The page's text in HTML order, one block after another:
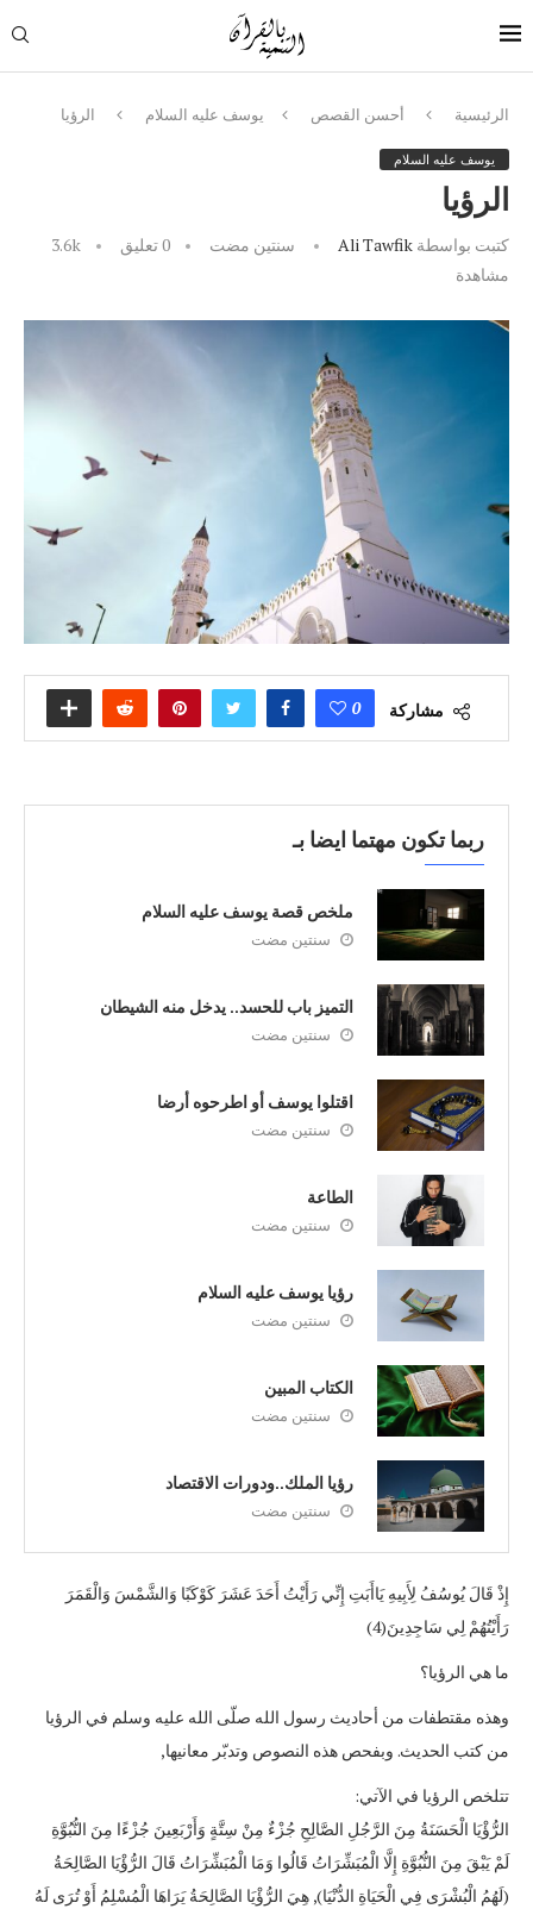
الرئيسية أحسن القصص يوسف عليه السلام الرؤيا
يوسف عليه السلام
الرؤيا
كتبت بواسطة Ali Tawfik سنتين مضت 0 تعليق
3.6k
مشاهدة
مشاركة 0
ربما تكون مهتما ايضا بـ
ملخص قصة يوسف عليه السلام
سنتين مضت
التميز باب للحسد.. يدخل منه الشيطان
سنتين مضت
اقتلوا يوسف أو اطرحوه أرضا
سنتين مضت
الطاعة
سنتين مضت
رؤيا يوسف عليه السلام
سنتين مضت
الكتاب المبين
سنتين مضت
رؤيا الملك..ودورات الاقتصاد
سنتين مضت
إِذْ قَالَ يُوسُفُ لِأَبِيهِ يَاأَبَتِ إِنِّي رَأَيْتُ أَحَدَ عَشَرَ كَوْكَبًا وَالشَّمْسَ وَالْقَمَرَ
رَأَيْتُهُمْ لِي سَاجِدِينَ(4)
ما هي الرؤيا؟
وهذه مقتطفات من أحاديث رسول الله صلّى الله عليه وسلم في الرؤيا
من كتب الحديث. وبفحص هذه النصوص وتدبّر معانيها,
تتلخص الرؤيا في الآتي:
الرُّؤْيَا الْحَسَنَةُ مِنَ الرَّجُلِ الصَّالِحِ جُزْءٌ مِنْ سِتَّةٍ وَأَرْبَعِينَ جُزْءًا مِنَ النُّبُوَّةِ
لَمْ يَبْقَ مِنَ النُّبُوَّةِ إِلَّا الْمُبَشِّرَاتُ قَالُوا وَمَا الْمُبَشِّرَاتُ قَالَ الرُّؤْيَا الصَّالِحَةُ
(لَهُمُ الْبُشْرَى فِي الْحَيَاةِ الدُّنْيَا), هِيَ الرُّؤْيَا الصَّالِحَةُ يَرَاهَا الْمُسْلِمُ أَوْ تُرَى لَهُ